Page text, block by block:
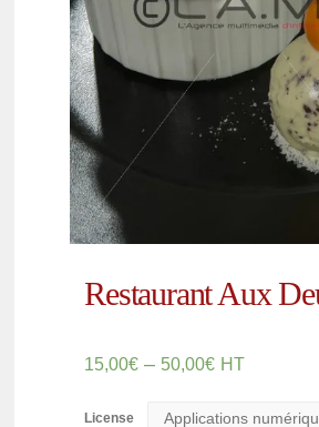
Restaurant Aux
15,00€ – 50,00€ HT
License